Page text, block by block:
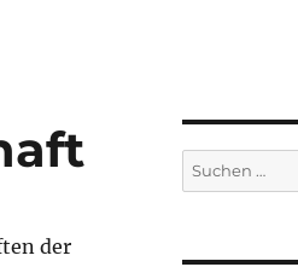
der
Suchen
nach: